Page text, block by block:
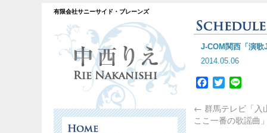
有限会社サニーサイド・ブレーンズ
J-COM関西「演歌
2014.05.06
Facebook
Twitter
← 群馬テレビ「入
ここ一番の歌謡曲